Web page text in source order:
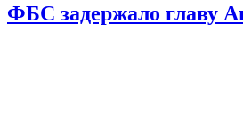
ФБС задержало главу